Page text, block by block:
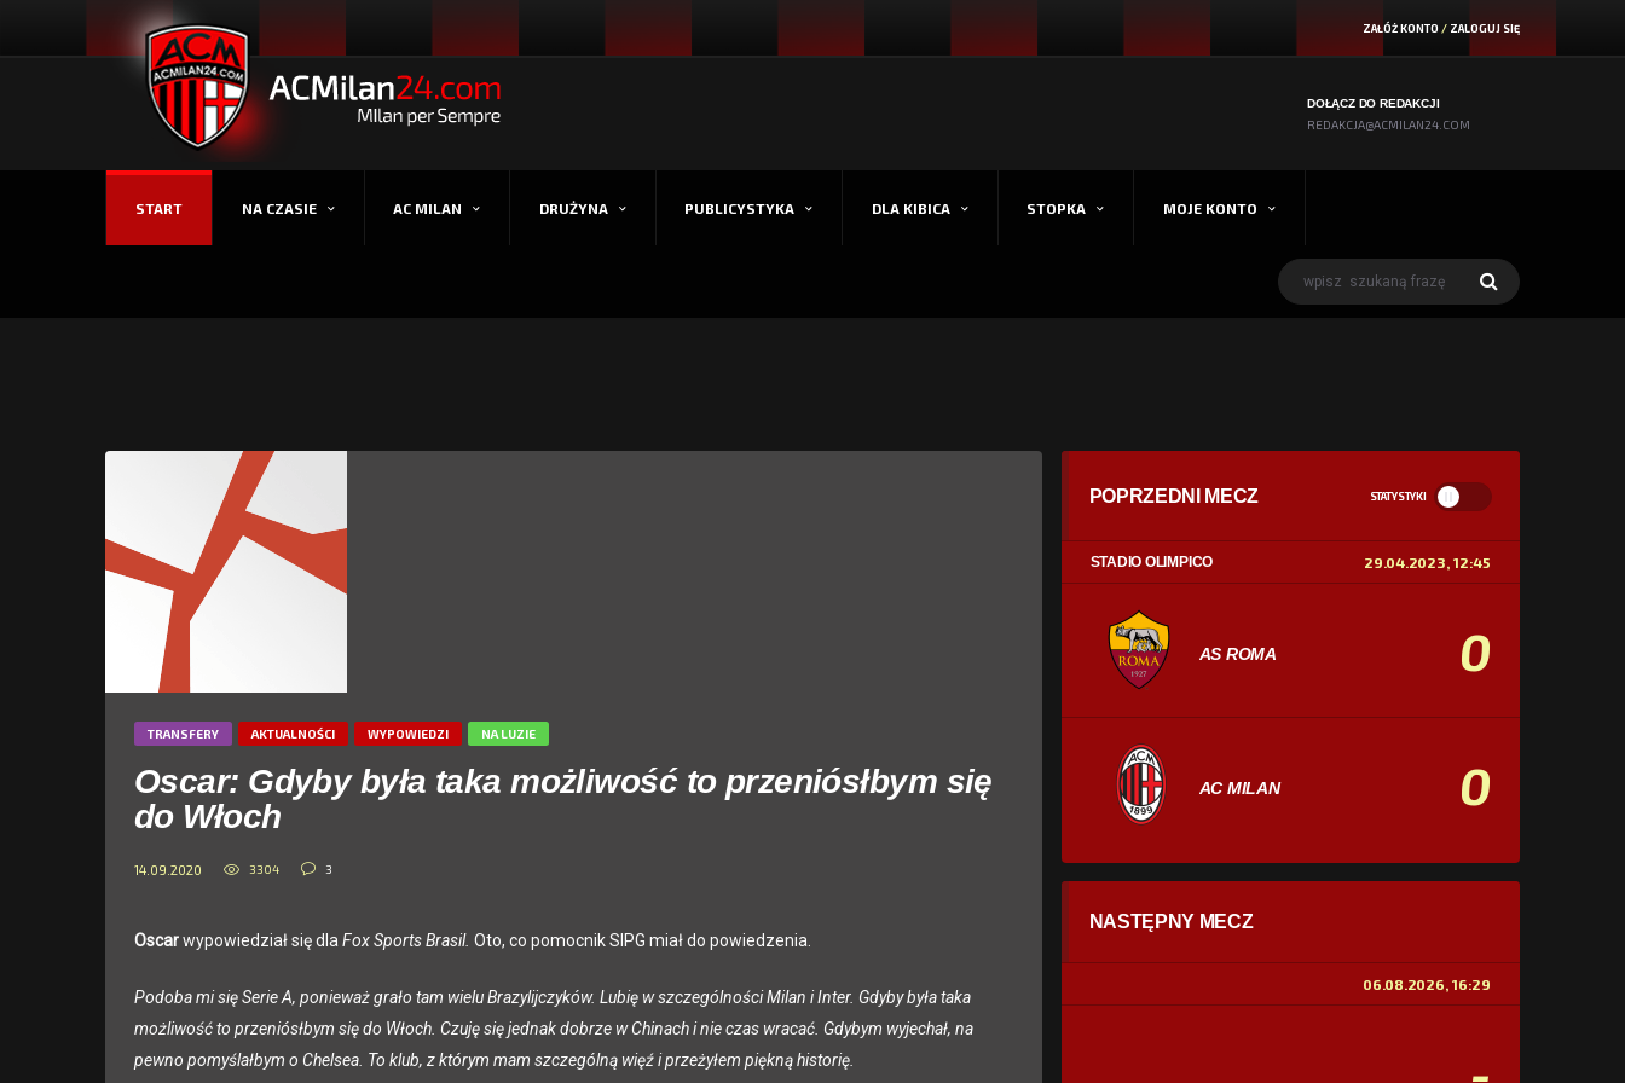
ZAŁÓŻ KONTO / ZALOGUJ SIĘ
DOŁĄCZ DO REDAKCJI
REDAKCJA@ACMILAN24.COM
START NA CZASIE AC MILAN DRUŻYNA PUBLICYSTYKA DLA KIBICA STOPKA MOJE KONTO
TRANSFERY AKTUALNOŚCI WYPOWIEDZI NA LUZIE
Oscar: Gdyby była taka możliwość to przeniósłbym się
do Włoch
14.09.2020 3304 3
Oscarwypowiedział się dlaFox Sports Brasil. Oto, co pomocnik SIPG miał do powiedzenia.
Podoba mi się Serie A, ponieważ grało tam wielu Brazylijczyków. Lubię w szczególności Milan i Inter. Gdyby była taka
możliwość to przeniósłbym się do Włoch. Czuję się jednak dobrze w Chinach i nie czas wracać. Gdybym wyjechał, na
pewno pomyślałbym o Chelsea. To klub, z którym mam szczególną więź i przeżyłem piękną historię.
POPRZEDNI MECZ STATYSTYKI
STADIO OLIMPICO 29.04.2023, 12:45
AS ROMA 0
AC MILAN 0
STATYSTYKI
0% 100%
NASTĘPNY MECZ
06.08.2026, 16:29